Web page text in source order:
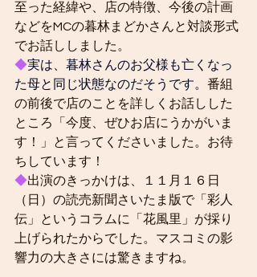
至った経緯や、店の特徴、今後の計画
などをMCの暮林まどかさんと対談形式
でお話ししました。
◆実は、暮林さんのお父様も亡くなっ
た母と同じ状態なのだそうです。 番組
の前後で店のことを詳しくお話しした
ところ「今度、ぜひお店にうかがいま
す！」と言ってくださいました。お待
ちしています！
◆出演のきっかけは、１１月１６日
（日）の読売新聞さいたま版で「彩人
伝」というコラムに「花風里」が採り
上げられたからでした。マスコミの影
響力の大きさには驚きますね。